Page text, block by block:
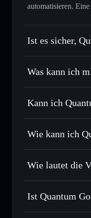
automatisieren.
Ist es sicher,
Quantum Gospel
Was kann ich
Quantum
Sofort tauschen
Privat senden–
Privacy
kontrollierst
Kann ich
Wie kann ich
Wie lautet die
Wallet
QOAT
Ist Quantum
Quantum Gospel